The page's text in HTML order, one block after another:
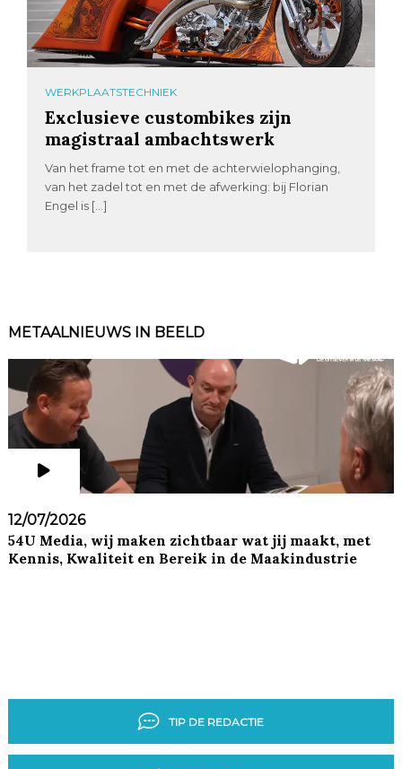
WERKPLAATSTECHNIEK
Exclusieve custombikes zijn
magistraal ambachtswerk
Van het frame tot en met de achterwielophanging,
van het zadel tot en met de afwerking: bij Florian
Engel is […]
METAALNIEUWS IN BEELD
12/07/2026
54U Media, wij maken zichtbaar wat jij maakt, met
Kennis, Kwaliteit en Bereik in de Maakindustrie
TIP DE REDACTIE